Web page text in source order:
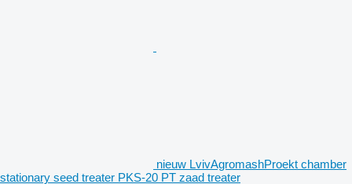
nieuw LvivAgromashProekt chamber
stationary seed treater PKS-20 PT zaad treater